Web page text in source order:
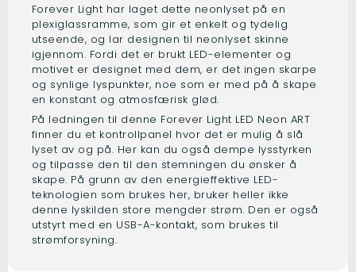
Forever Light har laget dette neonlyset på en
plexiglassramme, som gir et enkelt og tydelig
utseende, og lar designen til neonlyset skinne
igjennom. Fordi det er brukt LED-elementer og
motivet er designet med dem, er det ingen skarpe
og synlige lyspunkter, noe som er med på å skape
en konstant og atmosfærisk glød.
På ledningen til denne Forever Light LED Neon ART
finner du et kontrollpanel hvor det er mulig å slå
lyset av og på. Her kan du også dempe lysstyrken
og tilpasse den til den stemningen du ønsker å
skape. På grunn av den energieffektive LED-
teknologien som brukes her, bruker heller ikke
denne lyskilden store mengder strøm. Den er også
utstyrt med en USB-A-kontakt, som brukes til
strømforsyning.